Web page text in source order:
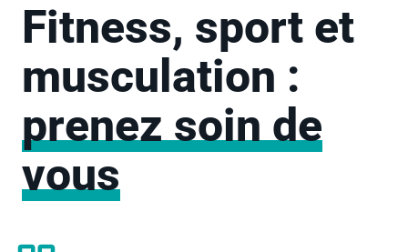
Fitness, sport et
musculation :
prenez soin de
vous